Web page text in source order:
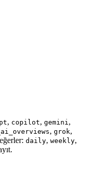
, copilot, gemini ,
, grok,
daily, weekly,